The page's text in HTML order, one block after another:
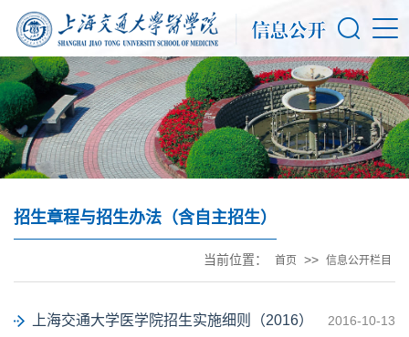
招生章程与招生办法（含自主招生）
当前位置： 首页 >> 信息公开栏目
上海交通大学医学院招生实施细则（2016） 2016-10-13